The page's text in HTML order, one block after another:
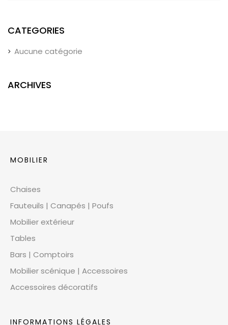
CATEGORIES
Aucune catégorie
ARCHIVES
MOBILIER
Chaises
Fauteuils | Canapés | Poufs
Mobilier extérieur
Tables
Bars | Comptoirs
Mobilier scénique | Accessoires
Accessoires décoratifs
INFORMATIONS LÉGALES